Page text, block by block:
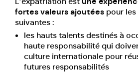
fortes valeurs ajoutées pour
suivantes :
les hauts talents destinés à
haute responsabilité qui
culture internationale pour
futures responsabilités